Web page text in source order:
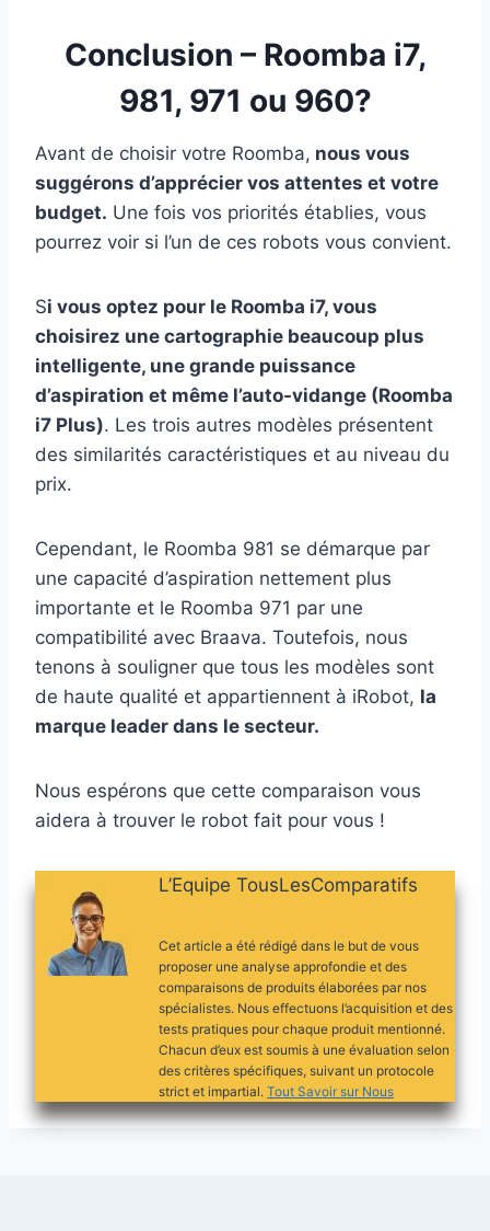
Conclusion – Roomba i7,
981, 971 ou 960?
Avant de choisir votre Roomba, nous vous
suggérons d’apprécier vos attentes et votre
budget. Une fois vos priorités établies, vous
pourrez voir si l’un de ces robots vous convient.
Si vous optez pour le Roomba i7, vous
choisirez une cartographie beaucoup plus
intelligente, une grande puissance
d’aspiration et même l’auto-vidange (Roomba
i7 Plus). Les trois autres modèles présentent
des similarités caractéristiques et au niveau du
prix.
Cependant, le Roomba 981 se démarque par
une capacité d’aspiration nettement plus
importante et le Roomba 971 par une
compatibilité avec Braava. Toutefois, nous
tenons à souligner que tous les modèles sont
de haute qualité et appartiennent à iRobot, la
marque leader dans le secteur.
Nous espérons que cette comparaison vous
aidera à trouver le robot fait pour vous !
L’Equipe TousLesComparatifs
Cet article a été rédigé dans le but de vous
proposer une analyse approfondie et des
comparaisons de produits élaborées par nos
spécialistes. Nous effectuons l’acquisition et des
tests pratiques pour chaque produit mentionné.
Chacun d’eux est soumis à une évaluation selon
des critères spécifiques, suivant un protocole
strict et impartial. Tout Savoir sur Nous